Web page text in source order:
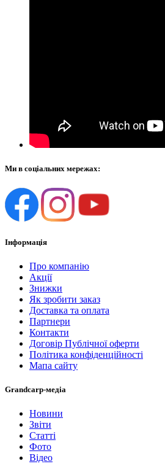
Ми в соціальних мережах:
Інформація
Про компанію
Акції
Знижки
Як зробити заказ
Доставка та оплата
Партнери
Контакти
Договір Публічної оферти
Політика конфіденційності
Мапа сайту
Grandcarp-медіа
Новини
Звіти
Статті
Фото
Відео